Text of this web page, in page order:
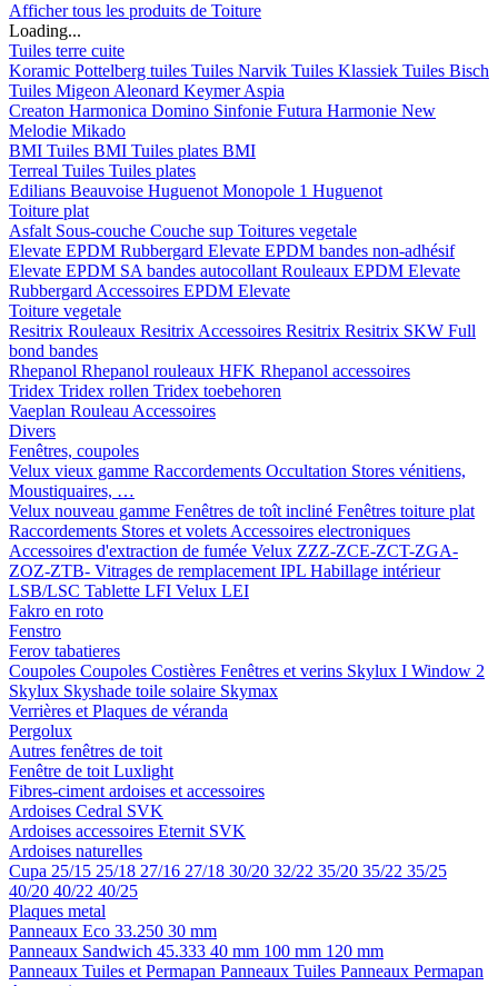
Afficher tous les produits de Toiture
Loading...
Tuiles terre cuite
Koramic Pottelberg tuiles Tuiles Narvik Tuiles Klassiek Tuiles Bisch
Tuiles Migeon Aleonard KeymerAspia
Creaton Harmonica Domino Sinfonie Futura Harmonie New
Melodie Mikado
BMI Tuiles BMI Tuiles plates BMI
Terreal Tuiles Tuiles plates
Edilians Beauvoise Huguenot Monopole 1 Huguenot
Toiture plat
Asfalt Sous-couche Couche sup Toitures vegetale
Elevate EPDM Rubbergard Elevate EPDM bandes non-adhésif
Elevate EPDM SA bandes autocollant Rouleaux EPDM Elevate
Rubbergard Accessoires EPDM Elevate
Toiture vegetale
Resitrix Rouleaux Resitrix Accessoires Resitrix Resitrix SKW Full
bond bandes
Rhepanol Rhepanol rouleaux HFK Rhepanol accessoires
Tridex Tridex rollen Tridex toebehoren
Vaeplan Rouleau Accessoires
Divers
Fenêtres, coupoles
Velux vieux gamme Raccordements Occultation Stores vénitiens,
Moustiquaires, …
Velux nouveau gamme Fenêtres de toît incliné Fenêtres toiture plat
Raccordements Stores et volets Accessoires electroniques
Accessoires d'extraction de fumée Velux ZZZ-ZCE-ZCT-ZGA-
ZOZ-ZTB- Vitrages de remplacement IPL Habillage intérieur
LSB/LSC Tablette LFI Velux LEI
Fakro en roto
Fenstro
Ferov tabatieres
Coupoles Coupoles Costières Fenêtres et verins Skylux I Window 2
Skylux Skyshade toile solaire Skymax
Verrières et Plaques de véranda
Pergolux
Autres fenêtres de toit
Fenêtre de toit Luxlight
Fibres-ciment ardoises et accessoires
Ardoises Cedral SVK
Ardoises accessoires Eternit SVK
Ardoises naturelles
Cupa 25/15 25/18 27/16 27/18 30/20 32/22 35/20 35/22 35/25
40/20 40/22 40/25
Plaques metal
Panneaux Eco 33.250 30 mm
Panneaux Sandwich 45.333 40 mm 100 mm 120 mm
Panneaux Tuiles et Permapan Panneaux Tuiles Panneaux Permapan